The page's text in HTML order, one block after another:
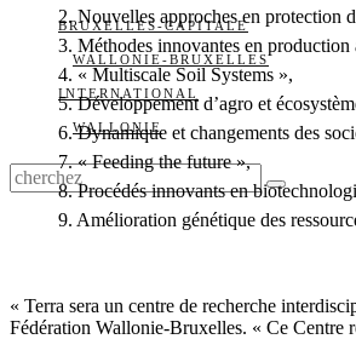
BRUXELLES-CAPITALE
WALLONIE-BRUXELLES
INTERNATIONAL
WALLONIE
2. Nouvelles approches en protection
3. Méthodes innovantes en production
4. « Multiscale Soil Systems »,
5. Développement d’agro et
6. Dynamique et changements des
7. « Feeding the future »,
8. Procédés innovants en
9. Amélioration génétique des
« Terra sera un centre de recherche
Fédération Wallonie-Bruxelles. « Ce Centre